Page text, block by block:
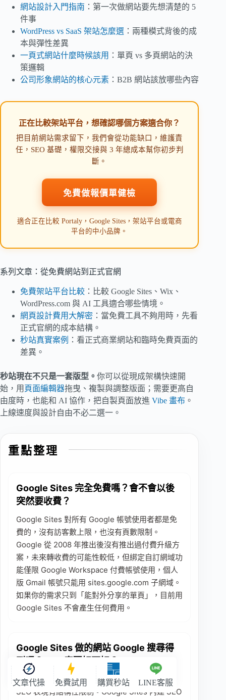
網站設計入門指南 ：第一次做網站要先想清楚的 5
件事
WordPress vs SaaS 架站怎麼選 ：兩種模式背後的成
本與彈性差異
一頁式網站什麼時候該用 ：單頁 vs 多頁網站的決
策邏輯
公司形象網站的核心元素 ：B2B 網站該放哪些內容
正在比較架站平台，想確認哪個方案適合你？
把目前網站需求留下，我們會從功能缺口，維護責
任，SEO 基礎，權限交接與 3 年總成本幫你初步判
斷。
免費做報價單健檢
適合正在比較 Portaly，Google Sites，架站平台或電商
平台的中小品牌。
系列文章：從免費網站到正式官網
免費架站平台比較 ：比較 Google Sites、Wix、
WordPress.com 與 AI 工具適合哪些情境。
網頁設計費用大解密 ：當免費工具不夠用時，先看
正式官網的成本結構。
秒站真實案例
：看正式商業網站和臨時免費頁面的
差異。
秒站現在不只是一套版型。 你可以從現成架構快速開
始，用 頁面編輯器拖曳、複製與調整版面；需要更高自
由度時，也能和 AI 協作，把自製頁面放進 Vibe 畫布 。
上線速度與設計自由不必二選一。
重點整理
Google Sites 完全免費嗎？會不會以後
突然要收費？
Google Sites 對所有 Google 帳號使用者都是免
費的，沒有訪客數上限，也沒有頁數限制。
Google 從 2008 年推出後沒有推出過付費升級方
案，未來轉收費的可能性較低，但綁定自訂網域功
能僅限 Google Workspace 付費帳號使用，個人
版 Gmail 帳號只能用 sites.google.com 子網域。
如果你的需求只到「能對外分享的單頁」，目前用
Google Sites 不會產生任何費用。
Google Sites 做的網站 Google 搜尋得
到嗎？SEO 表現好不好？
技術上 Google 會索引 Google Sites 網站，但
SEO 表現有結構性限制。Google Sites 內建 SEO
文章代操 免費試用 購買秒站 LINE客服